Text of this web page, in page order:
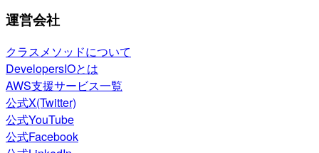
運営会社
クラスメソッドについて
DevelopersIOとは
AWS支援サービス一覧
公式X(Twitter)
公式YouTube
公式Facebook